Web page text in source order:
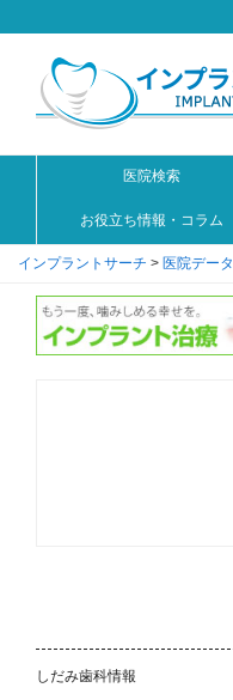
医院検索
お役立ち情報・コラム
インプラントサーチ > 医院データ
しだみ歯科情報